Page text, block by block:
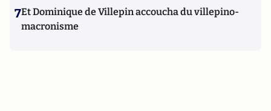
7Et Dominique de Villepin accoucha du villepino-
macronisme